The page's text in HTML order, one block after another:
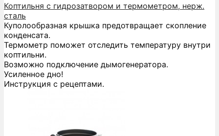
Коптильня с гидрозатвором и термометром, нерж.
сталь
Куполообразная крышка предотвращает скопление
конденсата.
Термометр поможет отследить температуру внутри
коптильни.
Возможно подключение дымогенератора.
Усиленное дно!
Инструкция с рецептами.